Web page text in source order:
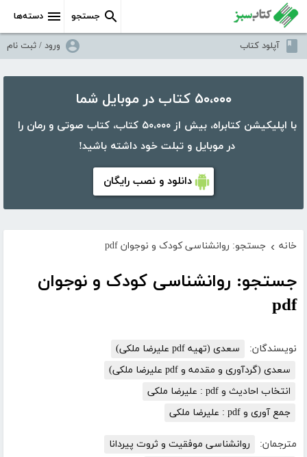
دسته‌ها جستجو
آپلود کتاب ورود / ثبت نام
۵۰،۰۰۰ کتاب در موبایل شما
با اپلیکیشن کتابراه، بیش از ۵۰،۰۰۰ کتاب، کتاب صوتی و رمان را
در موبایل و تبلت خود داشته باشید!
دانلود و نصب رایگان
خانه › جستجو: روانشناسی کودک و نوجوان pdf
جستجو: روانشناسی کودک و نوجوان
pdf
نویسندگان:
سعدی (تهیه pdf علیرضا ملکی)
سعدی (گردآوری و مقدمه و pdf علیرضا ملکی)
انتخاب احادیث و pdf : علیرضا ملکی
جمع آوری و pdf : علیرضا ملکی
مترجمان:
روانشناسی موفقیت و ثروت پیردانا